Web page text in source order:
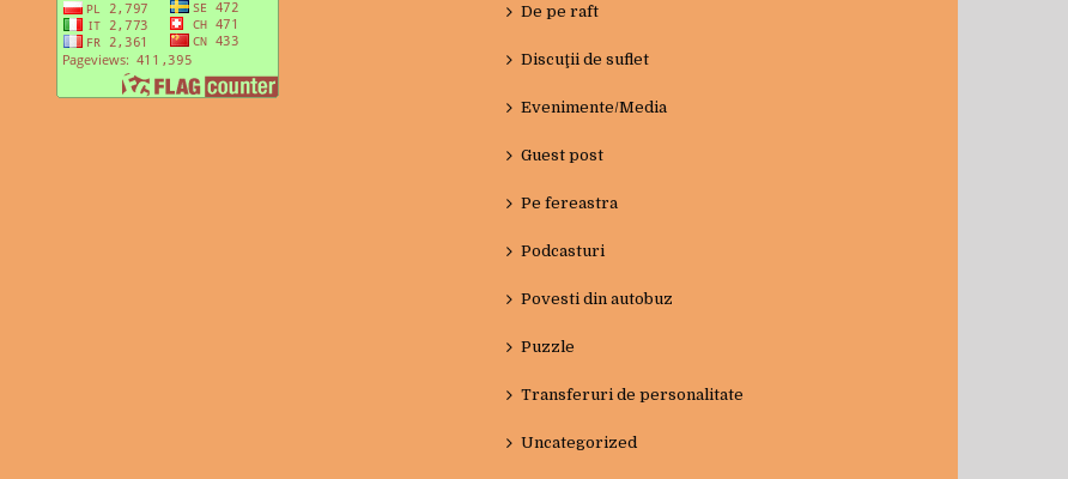
De pe raft
Discuţii de suflet
Evenimente/Media
Guest post
Pe fereastra
Podcasturi
Povesti din autobuz
Puzzle
Transferuri de personalitate
Uncategorized